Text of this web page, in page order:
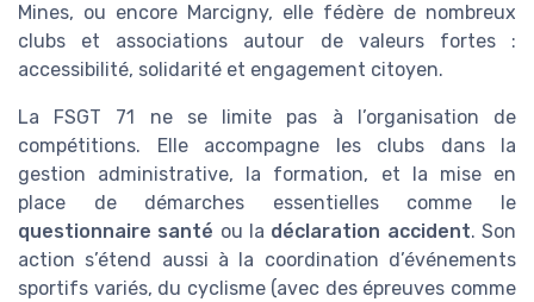
Mines, ou encore Marcigny, elle fédère de nombreux
clubs et associations autour de valeurs fortes :
accessibilité, solidarité et engagement citoyen.
La FSGT 71 ne se limite pas à l’organisation de
compétitions. Elle accompagne les clubs dans la
gestion administrative, la formation, et la mise en
place de démarches essentielles comme le
questionnaire santé ou la déclaration accident. Son
action s’étend aussi à la coordination d’événements
sportifs variés, du cyclisme (avec des épreuves comme